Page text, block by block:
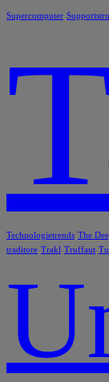
Supercomputer
Technologietrends The
traditore Trakl Truffaut